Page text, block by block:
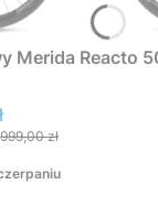
Merida Reacto
zł